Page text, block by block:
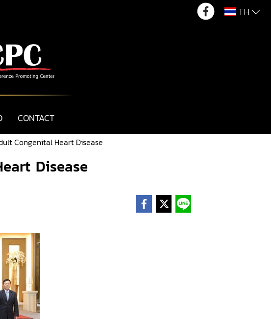
TH
CONTACT
Congenital Heart Disease
Disease